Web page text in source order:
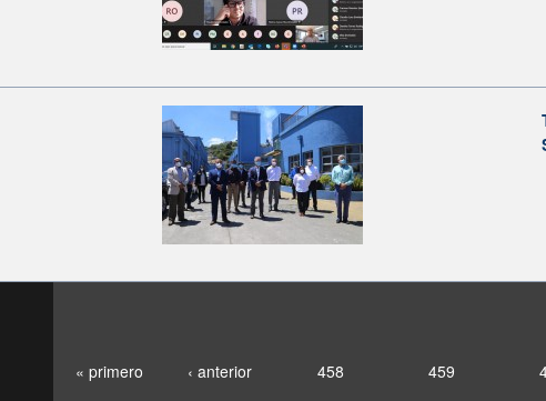
« primero ‹ anterior 458 459